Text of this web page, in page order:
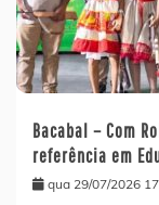
Bacabal – Com
referência em
qua 29/07/2026